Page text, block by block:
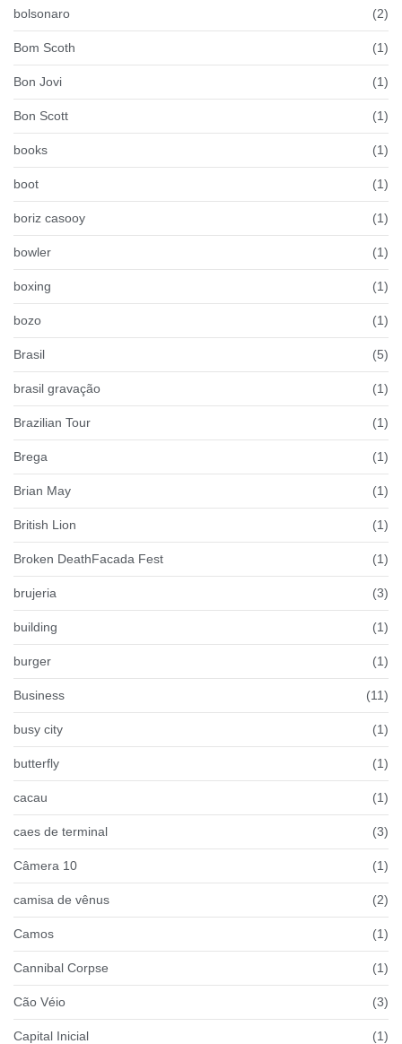
bolsonaro (2)
Bom Scoth (1)
Bon Jovi (1)
Bon Scott (1)
books (1)
boot (1)
boriz casooy (1)
bowler (1)
boxing (1)
bozo (1)
Brasil (5)
brasil gravação (1)
Brazilian Tour (1)
Brega (1)
Brian May (1)
British Lion (1)
Broken DeathFacada Fest (1)
brujeria (3)
building (1)
burger (1)
Business (11)
busy city (1)
butterfly (1)
cacau (1)
caes de terminal (3)
Câmera 10 (1)
camisa de vênus (2)
Camos (1)
Cannibal Corpse (1)
Cão Véio (3)
Capital Inicial (1)